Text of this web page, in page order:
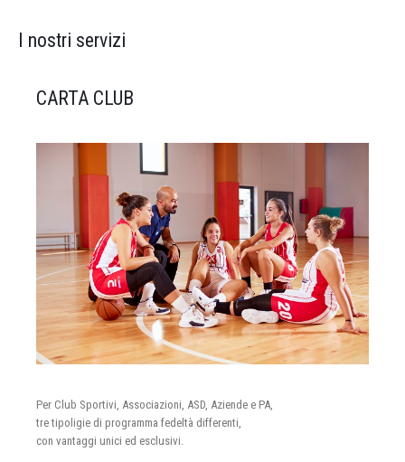
I nostri servizi
CARTA CLUB
Per Club Sportivi, Associazioni, ASD, Aziende e PA,
tre tipoligie di programma fedeltà differenti,
con vantaggi unici ed esclusivi.